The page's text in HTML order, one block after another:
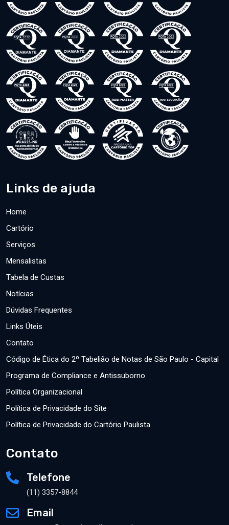
Links de ajuda
Home
Cartório
Serviços
Mensalistas
Tabela de Custas
Notícias
Dúvidas Frequentes
Links Úteis
Contato
Código de Ética do 2º Tabelião de Notas de São Paulo - Capital
Programa de Compliance e Antissuborno
Política Organizacional
Política de Privacidade do Site
Política de Privacidade do Cartório Paulista
Contato
Telefone
(11) 3357-8844
Email